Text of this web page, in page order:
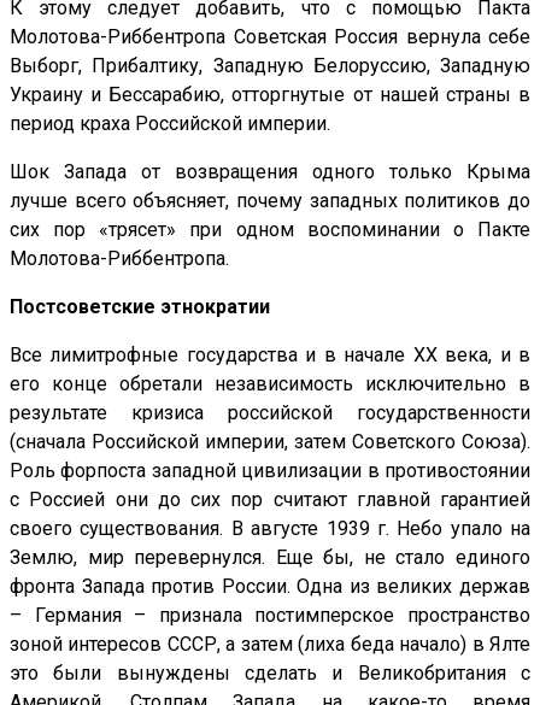
К этому следует добавить, что с помощью Пакта
Молотова-Риббентропа Советская Россия вернула себе
Выборг, Прибалтику, Западную Белоруссию, Западную
Украину и Бессарабию, отторгнутые от нашей страны в
период краха Российской империи.
Шок Запада от возвращения одного только Крыма
лучше всего объясняет, почему западных политиков до
сих пор «трясет» при одном воспоминании о Пакте
Молотова-Риббентропа.
Постсоветские этнократии
Все лимитрофные государства и в начале ХХ века, и в
его конце обретали независимость исключительно в
результате кризиса российской государственности
(сначала Российской империи, затем Советского Союза).
Роль форпоста западной цивилизации в противостоянии
с Россией они до сих пор считают главной гарантией
своего существования. В августе 1939 г. Небо упало на
Землю, мир перевернулся. Еще бы, не стало единого
фронта Запада против России. Одна из великих держав
– Германия – признала постимперское пространство
зоной интересов СССР, а затем (лиха беда начало) в Ялте
это были вынуждены сделать и Великобритания с